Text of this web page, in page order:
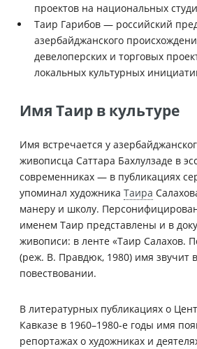
проектов на национальных
Таир Гарибов — российский
азербайджанского
девелоперских и торговых
локальных культурных
Имя Таир в культуре
Имя встречается у
живописца Саттара Бахлулзаде в
современниках — в публикациях
упоминал художника Таира
манеру и школу.
именем Таир представлены и в
живописи: в ленте «Таир Салахов.
(реж. В. Правдюк, 1980) имя звучит
повествовании.
В литературных публикациях о
Кавказе в 1960–1980-е годы имя
репортажах о художниках и